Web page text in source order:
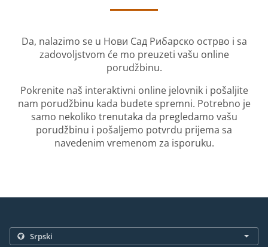
Da, nalazimo se u Нови Сад Рибарско острво i sa
zadovoljstvom će mo preuzeti vašu online
porudžbinu.
Pokrenite naš interaktivni online jelovnik i pošaljite
nam porudžbinu kada budete spremni. Potrebno je
samo nekoliko trenutaka da pregledamo vašu
porudžbinu i pošaljemo potvrdu prijema sa
navedenim vremenom za isporuku.